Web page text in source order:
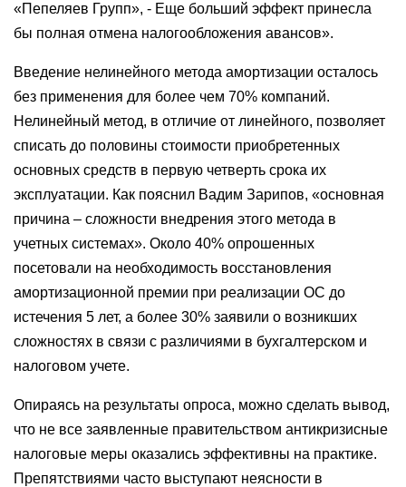
«Пепеляев Групп», - Еще больший эффект принесла
бы полная отмена налогообложения авансов».
Введение нелинейного метода амортизации осталось
без применения для более чем 70% компаний.
Нелинейный метод, в отличие от линейного, позволяет
списать до половины стоимости приобретенных
основных средств в первую четверть срока их
эксплуатации. Как пояснил Вадим Зарипов, «основная
причина – сложности внедрения этого метода в
учетных системах». Около 40% опрошенных
посетовали на необходимость восстановления
амортизационной премии при реализации ОС до
истечения 5 лет, а более 30% заявили о возникших
сложностях в связи с различиями в бухгалтерском и
налоговом учете.
Опираясь на результаты опроса, можно сделать вывод,
что не все заявленные правительством антикризисные
налоговые меры оказались эффективны на практике.
Препятствиями часто выступают неясности в